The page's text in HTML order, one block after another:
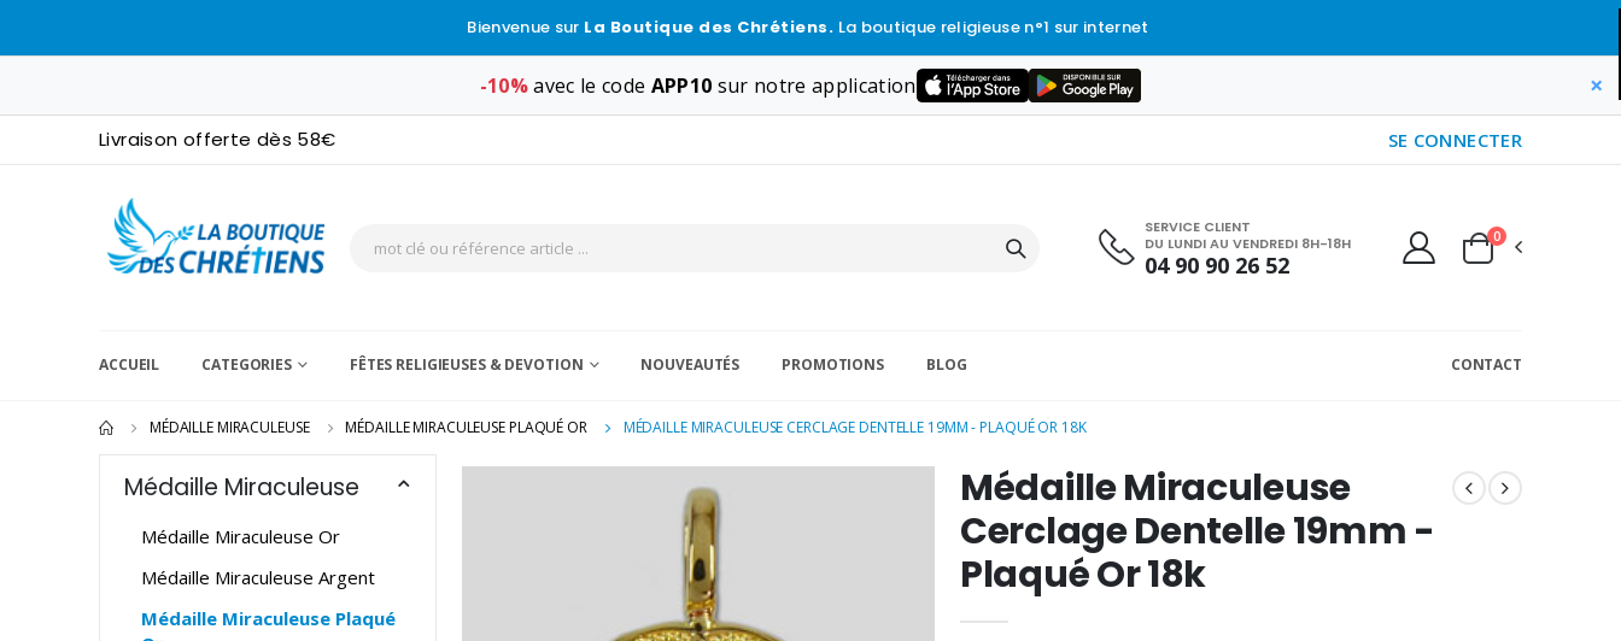
Bienvenue sur La Boutique des Chrétiens. La boutique religieuse n°1 sur internet
-10%avec le code APP10 sur notre application ×
Livraison offerte dès 58€ SE CONNECTER
SERVICE CLIENT
DU LUNDI AU VENDREDI 8H-18H
04 90 90 26 52
0
ACCUEIL CATEGORIES FÊTES RELIGIEUSES & DEVOTION NOUVEAUTÉS PROMOTIONS BLOG CONTACT
MÉDAILLE MIRACULEUSE MÉDAILLE MIRACULEUSE PLAQUÉ OR MÉDAILLE MIRACULEUSE CERCLAGE DENTELLE 19MM - PLAQUÉ OR 18K
Médaille Miraculeuse
Médaille Miraculeuse Or
Médaille Miraculeuse Argent
Médaille Miraculeuse Plaqué
Médaille Miraculeuse
Cerclage Dentelle 19mm -
Plaqué Or 18k